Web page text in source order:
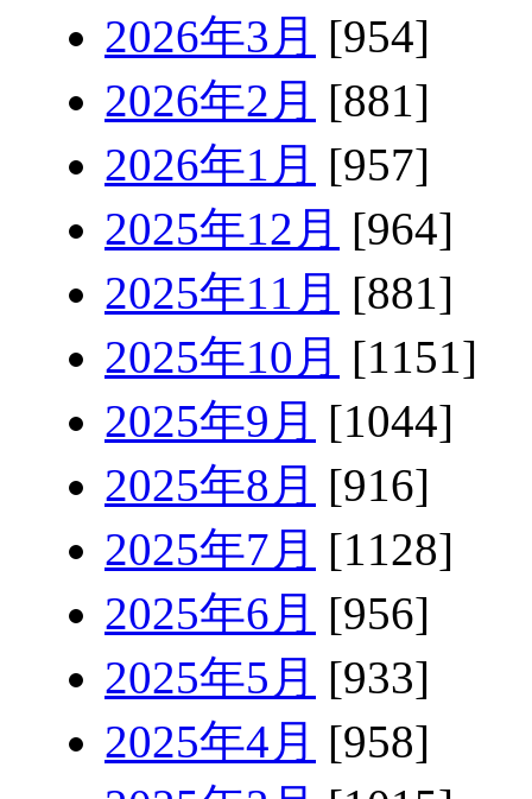
2026年3月 [954]
2026年2月 [881]
2026年1月 [957]
2025年12月 [964]
2025年11月 [881]
2025年10月 [1151]
2025年9月 [1044]
2025年8月 [916]
2025年7月 [1128]
2025年6月 [956]
2025年5月 [933]
2025年4月 [958]